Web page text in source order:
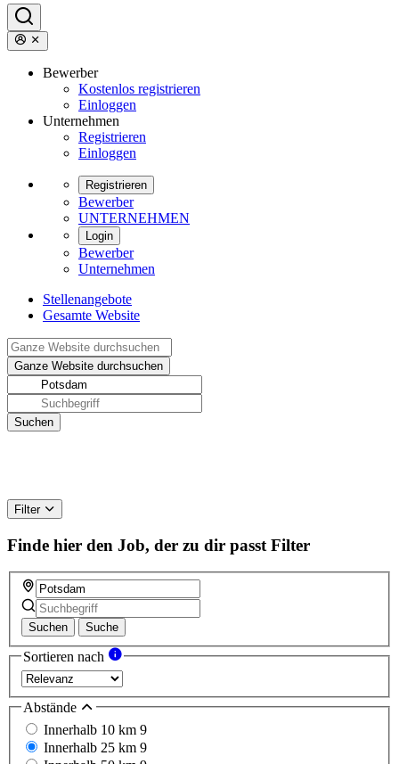
Bewerber
Kostenlos registrieren
Einloggen
Unternehmen
Registrieren
Einloggen
Registrieren
Bewerber
UNTERNEHMEN
Login
Bewerber
Unternehmen
Stellenangebote
Gesamte Website
Filter
Finde hier den Job, der zu dir passt Filter
Suchen Suche
Sortieren nach
Abstände
Innerhalb 10 km 9
Innerhalb 25 km 9